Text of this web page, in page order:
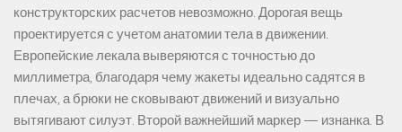
конструкторских расчетов невозможно. Дорогая вещь
проектируется с учетом анатомии тела в движении.
Европейские лекала выверяются с точностью до
миллиметра, благодаря чему жакеты идеально садятся в
плечах, а брюки не сковывают движений и визуально
вытягивают силуэт. Второй важнейший маркер — изнанка. В